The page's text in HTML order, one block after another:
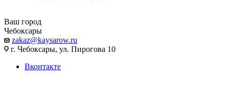
Ваш город
Чебоксары
zakaz@kaysarow.ru
г. Чебоксары, ул. Пирогова 10
Вконтакте